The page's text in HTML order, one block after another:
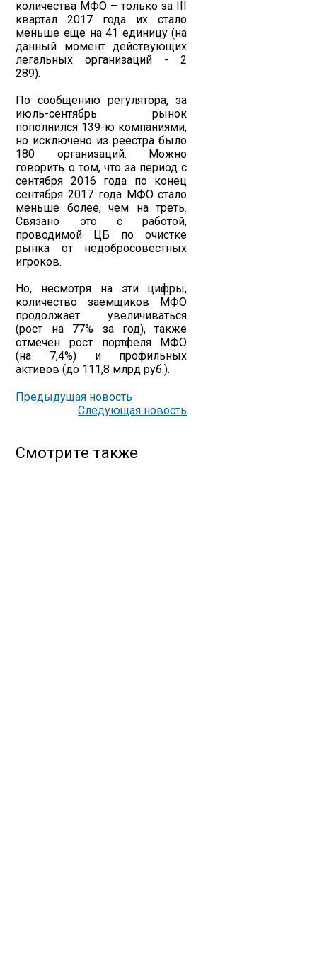
количества МФО – только за III
квартал 2017 года их стало
меньше еще на 41 единицу (на
данный момент действующих
легальных организаций - 2
289).
По сообщению регулятора, за
июль-сентябрь рынок
пополнился 139-ю компаниями,
но исключено из реестра было
180 организаций. Можно
говорить о том, что за период с
сентября 2016 года по конец
сентября 2017 года МФО стало
меньше более, чем на треть.
Связано это с работой,
проводимой ЦБ по очистке
рынка от недобросовестных
игроков.
Но, несмотря на эти цифры,
количество заемщиков МФО
продолжает увеличиваться
(рост на 77% за год), также
отмечен рост портфеля МФО
(на 7,4%) и профильных
активов (до 111,8 млрд руб.).
Предыдущая новость
Следующая новость
Смотрите также